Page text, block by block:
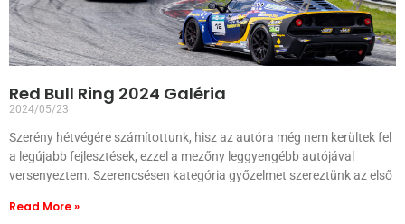
Red Bull Ring 2024 Galéria
2024/05/23
Szerény hétvégére számítottunk, hisz az autóra még nem kerültek fel
a legújabb fejlesztések, ezzel a mezőny leggyengébb autójával
versenyeztem. Szerencsésen kategória győzelmet szereztünk az első
Read More »